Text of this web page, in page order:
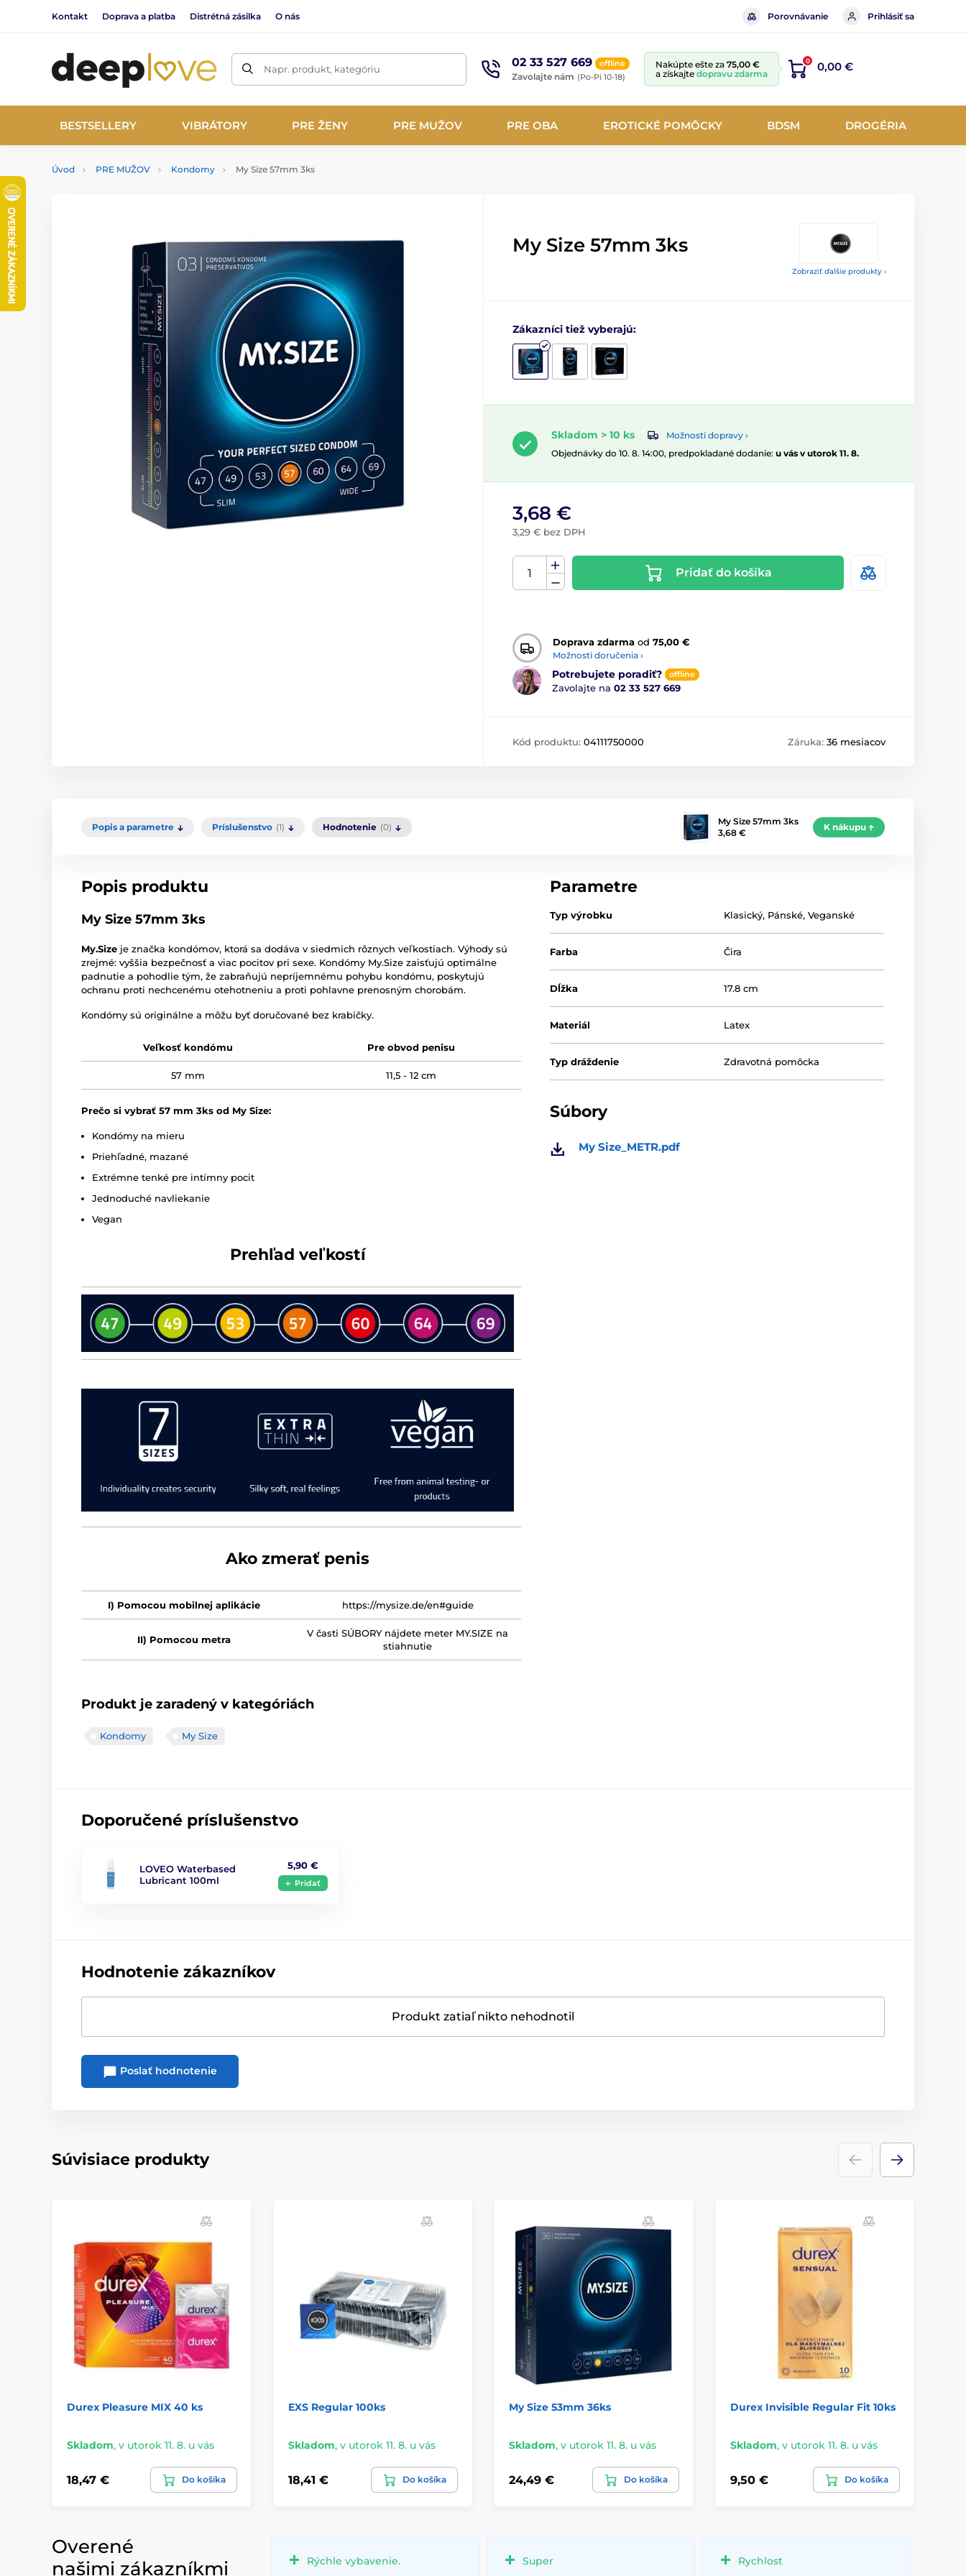
Kontakt Doprava a platba Distrétná zásilka O nás Porovnávanie Prihlásiť sa
Napr. produkt, kategóriu 02 33 527 669 offline
Zavolajte nám (Po-Pi 10-18)
Nakúpte ešte za 75,00 €
a získajte dopravu zdarma
0 0,00 €
BESTSELLERY VIBRÁTORY PRE ŽENY PRE MUŽOV PRE OBA EROTICKÉ POMÔCKY BDSM DROGÉRIA
Úvod PRE MUŽOV Kondomy My Size 57mm 3ks
Zobraziť ďalšie produkty ›
My Size 57mm 3ks
Zákazníci tiež vyberajú:
Skladom > 10 ks
Možnosti dopravy ›
Objednávky do 10. 8. 14:00, predpokladané dodanie: u vás v utorok 11. 8.
3,68 €
3,29 € bez DPH
Pridať do košíka
Doprava zdarma od 75,00 €
Možnosti doručenia ›
Potrebujete poradiť? offline
Zavolajte na 02 33 527 669
Kód produktu: 04111750000 Záruka: 36 mesiacov
Popis a parametre Príslušenstvo (1) Hodnotenie (0)
My Size 57mm 3ks
3,68 €
K nákupu
Popis produktu
My Size 57mm 3ks
My.Size je značka kondómov, ktorá sa dodáva v siedmich rôznych veľkostiach. Výhody sú
zrejmé: vyššia bezpečnosť a viac pocitov pri sexe. Kondómy My.Size zaisťujú optimálne
padnutie a pohodlie tým, že zabraňujú nepríjemnému pohybu kondómu, poskytujú
ochranu proti nechcenému otehotneniu a proti pohlavne prenosným chorobám.
Kondómy sú originálne a môžu byť doručované bez krabičky.
Veľkosť kondómu Pre obvod penisu
57 mm 11,5 - 12 cm
Prečo si vybrať 57 mm 3ks od My Size:
Kondómy na mieru
Priehľadné, mazané
Extrémne tenké pre intímny pocit
Jednoduché navliekanie
Vegan
Prehľad veľkostí
Ako zmerať penis
I) Pomocou mobilnej aplikácie https://mysize.de/en#guide
II) Pomocou metra
V časti SÚBORY nájdete meter MY.SIZE na
stiahnutie
Produkt je zaradený v kategóriách
Kondomy My Size
Parametre
Typ výrobku Klasický, Pánské,Veganské
Farba Čira
Dĺžka 17.8 cm
Materiál Latex
Typ dráždenie Zdravotná pomôcka
Súbory
My Size_METR.pdf
Doporučené príslušenstvo
LOVEO Waterbased
Lubricant 100ml
5,90 €
Pridať
Hodnotenie zákazníkov
Produkt zatiaľ nikto nehodnotil
Poslať hodnotenie
Súvisiace produkty
Durex Pleasure MIX 40 ks
Skladom, v utorok 11. 8. u vás
18,47 € Do košíka
EXS Regular 100ks
Skladom, v utorok 11. 8. u vás
18,41 € Do košíka
My Size 53mm 36ks
Skladom, v utorok 11. 8. u vás
24,49 € Do košíka
Durex Invisible Regular Fit 10ks
Skladom, v utorok 11. 8. u vás
9,50 € Do košíka
Overené
našimi zákazníkmi
Rýchle vybavenie. Super Rychlost